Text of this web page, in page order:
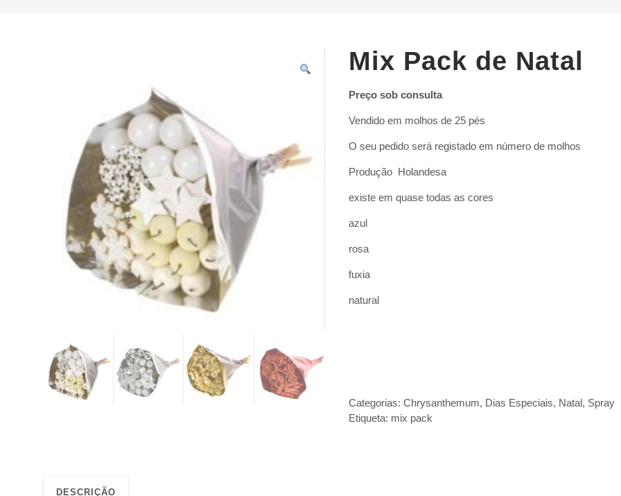
Mix Pack de Natal
Preço sob consulta
Vendido em molhos de 25 pés
O seu pedido será registado em número de molhos
Produção Holandesa
existe em quase todas as cores
azul
rosa
fuxia
natural
Categorias: Chrysanthemum, Dias Especiais, Natal, Spray
Etiqueta: mix pack
DESCRIÇÃO